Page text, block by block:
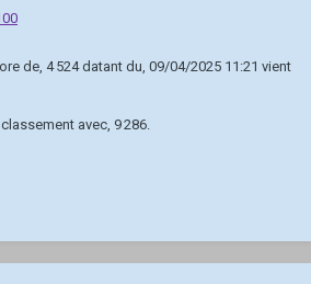
de, 4 524 datant du, 09/04/2025 11:21 vient
avec, 9 286.